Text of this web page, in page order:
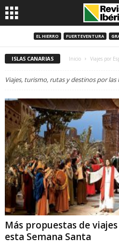
EL HIERRO FUERTEVENTURA
ISLAS CANARIAS Inicio Viajes por
Viajes, turismo, rutas y destinos por las
Más propuestas de
esta Semana Santa